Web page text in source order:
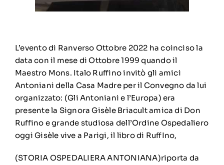
L’evento di Ranverso Ottobre 2022 ha coinciso la
data con il mese di Ottobre 1999 quando il
Maestro Mons. Italo Ruffino invitò gli amici
Antoniani della Casa Madre per il Convegno da lui
organizzato: (Gli Antoniani e l’Europa) era
presente la Signora Gisèle Briacult amica di Don
Ruffino e grande studiosa dell’Ordine Ospedaliero
oggi Gisèle vive a Parigi, il libro di RuffIno,
(STORIA OSPEDALIERA ANTONIANA)riporta da